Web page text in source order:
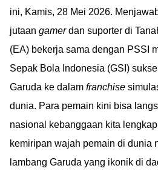
ini, Kamis, 28 Mei 2026.
jutaan gamerdan suporter di
(EA) bekerja sama dengan PSSI
Sepak Bola Indonesia (GSI)
Garuda ke dalam franchise
dunia. Para pemain kini bisa
nasional kebanggaan kita
kemiripan wajah pemain di dunia
lambang Garuda yang ikonik di